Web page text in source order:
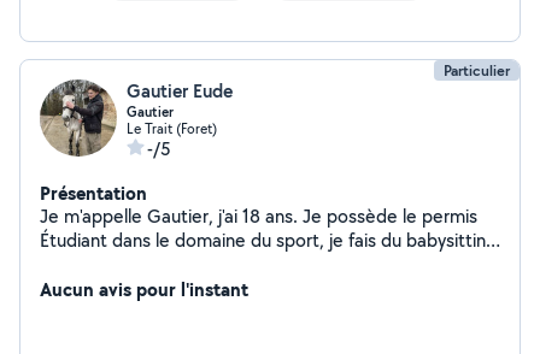
Particulier
Gautier Eude
Gautier
Le Trait (Foret)
-/5
Présentation
Je m'appelle Gautier, j'ai 18 ans. Je possède le permis
Étudiant dans le domaine du sport, je fais du babysitting
avec les enfants tout en restant sérieux pour passer de
Aucun avis pour l'instant